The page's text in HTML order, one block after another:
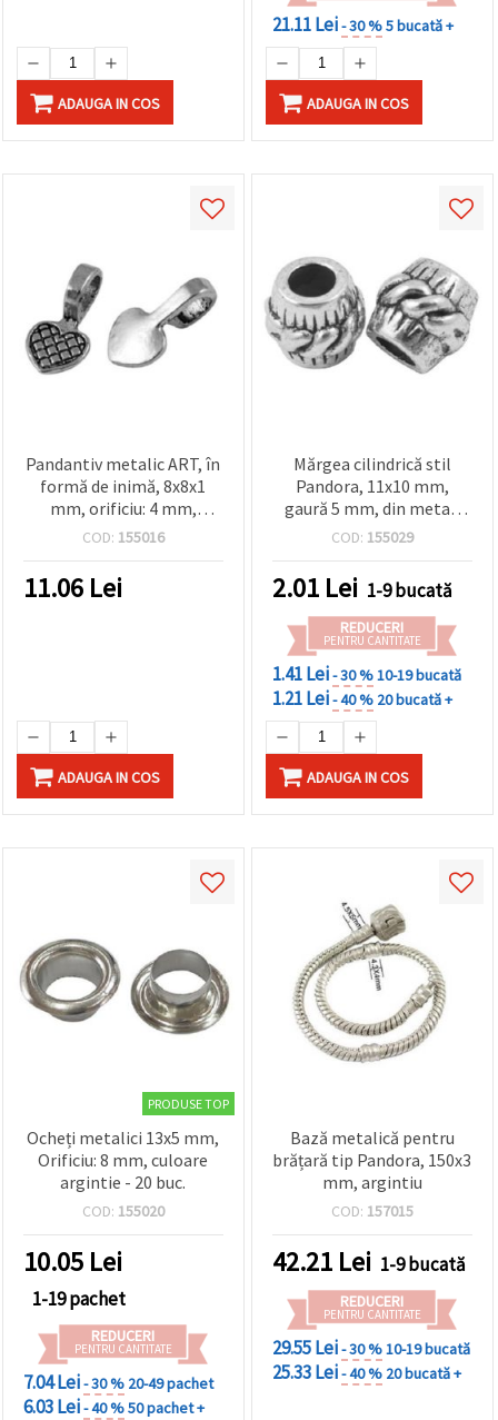
ADAUGA IN COS
21.11 Lei- 30 %5 bucată +
ADAUGA IN COS
Pandantiv metalic ART, în
formă de inimă, 8x8x1
mm, orificiu: 4 mm,
culoare argintiu, set 10
COD: 155016
11.06 Lei
ADAUGA IN COS
Mărgea cilindrică stil
Pandora, 11x10 mm,
gaură 5 mm, din metal,
culoare argintie
COD: 155029
2.01 Lei 1-9 bucată
REDUCERI
PENTRU CANTITATE
1.41 Lei- 30 %10-19 bucată
1.21 Lei- 40 % 20 bucată +
ADAUGA IN COS
PRODUSE TOP
Ocheți metalici 13x5 mm,
Orificiu: 8 mm, culoare
argintie - 20 buc.
COD: 155020
10.05 Lei
1-19 pachet
REDUCERI
PENTRU CANTITATE
7.04 Lei- 30 % 20-49 pachet
6.03 Lei- 40 %50 pachet +
Bază metalică pentru
brățară tip Pandora, 150x3
mm, argintiu
COD: 157015
42.21 Lei 1-9 bucată
REDUCERI
PENTRU CANTITATE
29.55 Lei- 30 %10-19 bucată
25.33 Lei- 40 % 20 bucată +